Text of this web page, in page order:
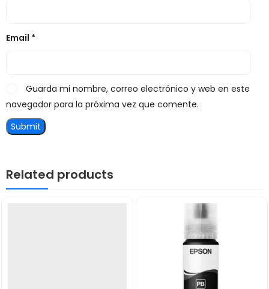
Email *
Guarda mi nombre, correo electrónico y web en este
navegador para la próxima vez que comente.
Related products